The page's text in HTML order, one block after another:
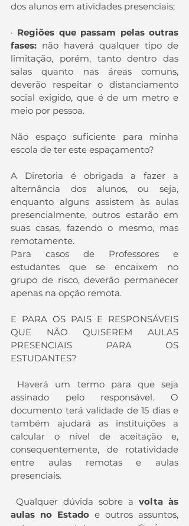
dos alunos em atividades presenciais;
· Regiões que passam pelas outras
fases: não haverá qualquer tipo de
limitação, porém, tanto dentro das
salas quanto nas áreas comuns,
deverão respeitar o distanciamento
social exigido, que é de um metro e
meio por pessoa.
Não espaço suficiente para minha
escola de ter este espaçamento?
A Diretoria é obrigada a fazer a
alternância dos alunos, ou seja,
enquanto alguns assistem às aulas
presencialmente, outros estarão em
suas casas, fazendo o mesmo, mas
remotamente.
Para casos de Professores e
estudantes que se encaixem no
grupo de risco, deverão permanecer
apenas na opção remota.
E PARA OS PAIS E RESPONSÁVEIS
QUE NÃO QUISEREM AULAS
PRESENCIAIS PARA OS
ESTUDANTES?
assinado pelo responsável. O
documento terá validade de 15 dias e
também ajudará as instituições a
calcular o nível de aceitação e,
consequentemente, de rotatividade
entre aulas remotas e aulas
presenciais.
Qualquer dúvida sobre a volta às
aulas no Estado e outros assuntos,